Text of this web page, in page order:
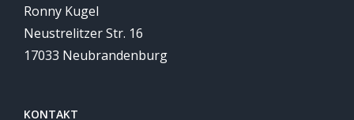
Ronny Kugel
Neustrelitzer Str. 16
17033 Neubrandenburg
KONTAKT